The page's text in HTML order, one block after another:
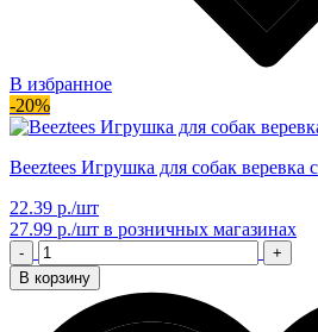
В избранное
-20%
Beeztees Игрушка для собак веревка
22.39 р./шт
27.99 р./шт в розничных магазинах
-
+
В корзину